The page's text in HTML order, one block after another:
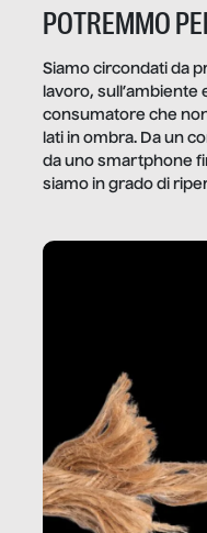
POTREMMO
Siamo circondati da
lavoro, sull’ambiente
consumatore che
lati in ombra. Da un
da uno smartphone
siamo in grado di
dietro gli oggetti e i